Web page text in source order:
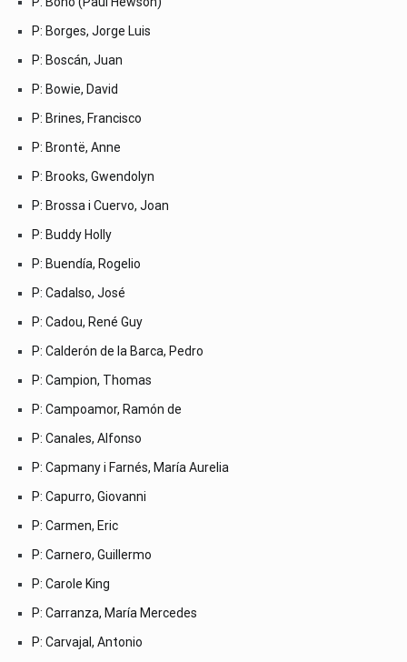
P: Borges, Jorge Luis
P: Boscán, Juan
P: Bowie, David
P: Brines, Francisco
P: Brontë, Anne
P: Brooks, Gwendolyn
P: Brossa i Cuervo, Joan
P: Buddy Holly
P: Buendía, Rogelio
P: Cadalso, José
P: Cadou, René Guy
P: Calderón de la Barca, Pedro
P: Campion, Thomas
P: Campoamor, Ramón de
P: Canales, Alfonso
P: Capmany i Farnés, María Aurelia
P: Capurro, Giovanni
P: Carmen, Eric
P: Carnero, Guillermo
P: Carole King
P: Carranza, María Mercedes
P: Carvajal, Antonio